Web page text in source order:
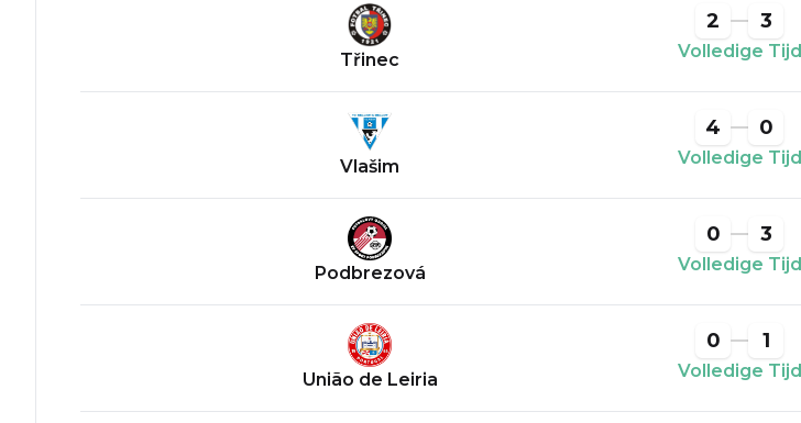
Třinec
2 3
Volledige Tijd
Vlašim
4 0
Volledige Tijd
Podbrezová
0 3
Volledige Tijd
União de Leiria
0 1
Volledige Tijd